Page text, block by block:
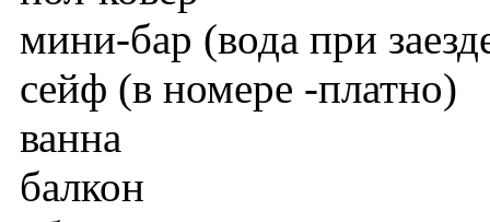
мини-бар (вода при
сейф (в номере -платно)
ванна
балкон